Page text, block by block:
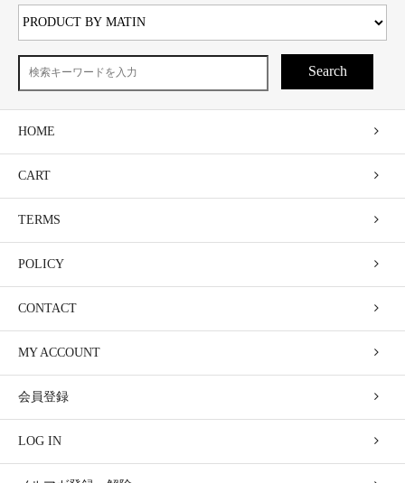
Search
HOME
CART
TERMS
POLICY
CONTACT
MY ACCOUNT
会員登録
LOG IN